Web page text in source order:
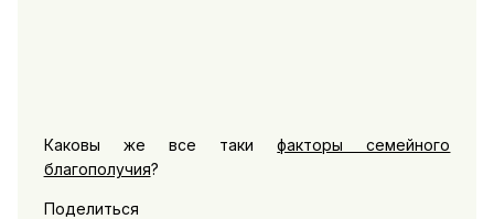
Каковы же все такифакторы семейного
благополучия?
Поделиться